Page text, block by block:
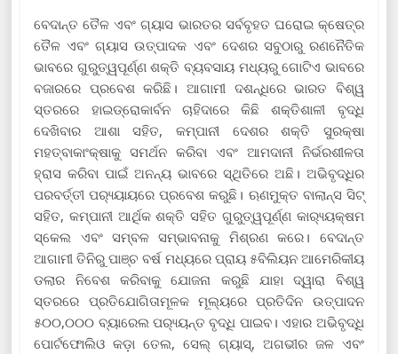
ବେଦାନ୍ତ ତୈଳ ଏବଂ ଗ୍ୟାସ ଭାରତର ସର୍ବବୃହତ ଘରୋଇ କ୍ଷେତ୍ର
ତୈଳ ଏବଂ ଗ୍ୟାସ ଉତ୍ପାଦକ ଏବଂ ଦେଶର ସବୁଠାରୁ ରଣନୈତିକ
ଭାବରେ ଗୁରୁତ୍ୱପୂର୍ଣ୍ଣ ଶକ୍ତି ବ୍ୟବସାୟ ମଧ୍ୟରୁ ଗୋଟିଏ ଭାବରେ
ବଜାରରେ ପ୍ରବେଶ କରିଛି। ଆଗାମୀ ଦଶନ୍ଧିରେ ଭାରତ ବିଶ୍ୱ
ସ୍ତରରେ ହାଇଡ୍ରୋକାର୍ବନ ଚାହିଦାରେ କିଛି ଶକ୍ତିଶାଳୀ ବୃଦ୍ଧି
ଦେଖିବାର ଆଶା ସହିତ, କମ୍ପାନୀ ଦେଶର ଶକ୍ତି ସୁରକ୍ଷା
ମହତ୍ବାକାଂକ୍ଷାକୁ ସମର୍ଥନ କରିବା ଏବଂ ଆମଦାନୀ ନିର୍ଭରଶୀଳତା
ହ୍ରାସ କରିବା ପାଇଁ ଅନନ୍ୟ ଭାବରେ ସ୍ଥିତିରେ ଅଛି। ଅଭିବୃଦ୍ଧିର
ପରବର୍ତ୍ତୀ ପର‌୍ୟ୍ୟାୟରେ ପ୍ରବେଶ କରୁଛି। ଋଣମୁକ୍ତ ବାଲାନ୍ସ ସିଟ୍
ସହିତ, କମ୍ପାନୀ ଆର୍ଥିକ ଶକ୍ତି ସହିତ ଗୁରୁତ୍ୱପୂର୍ଣ୍ଣ କାର‌୍ୟ୍ୟକ୍ଷମ
ସ୍କେଲ ଏବଂ ସମ୍ବଳ ସମ୍ଭାବନାକୁ ମିଶ୍ରଣ କରେ। ବେଦାନ୍ତ
ଆଗାମୀ ତିନିରୁ ପାଞ୍ଚ ବର୍ଷ ମଧ୍ୟରେ ପ୍ରାୟ ୫ବିଲିୟନ ଆମେରିକୀୟ
ଡଲାର ନିବେଶ କରିବାକୁ ଯୋଜନା କରୁଛି ଯାହା ଦ୍ୱାରା ବିଶ୍ୱ
ସ୍ତରରେ ପ୍ରତିଯୋଗିତାମୂଳକ ମୂଲ୍ୟରେ ପ୍ରତିଦିନ ଉତ୍ପାଦନ
୫୦୦,୦୦୦ ବ୍ୟାରେଲ ପର‌୍ୟ୍ୟନ୍ତ ବୃଦ୍ଧି ପାଇବ। ଏହାର ଅଭିବୃଦ୍ଧି
ପୋର୍ଟଫୋଲିଓ କଡ଼ା ତେଲ, ସେଲ୍ ଗ୍ୟାସ୍, ଅଗଭୀର ଜଳ ଏବଂ